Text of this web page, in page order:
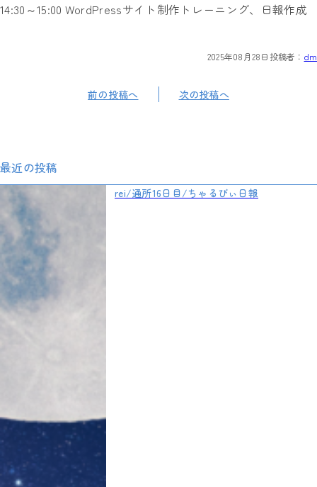
14:30～15:00 WordPressサイト制作トレーニング、日報作成
2025年08月28日 投稿者： dm
前の投稿へ 次の投稿へ
最近の投稿
rei/通所16日目/ちゃるびぃ日報